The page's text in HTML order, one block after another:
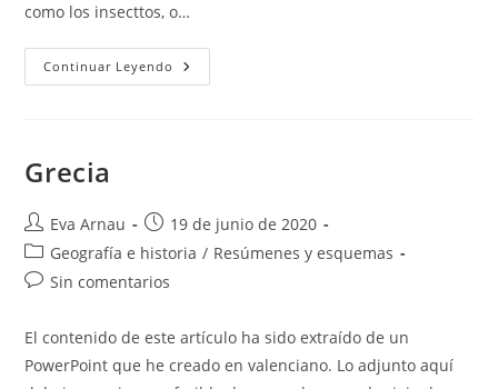
como los insecttos, o…
Continuar Leyendo Los
Animales
Grecia
Autor
de
la
entrada:
Eva Arnau
Publicación
de
entrada:
19 de junio de 2020
Categoría
de
Geografía e historia / Resúmenes y esquemas
Comentarios
la
entrada:
Sin comentarios
El contenido de este artículo ha sido extraído de un
PowerPoint que he creado en valenciano. Lo adjunto aquí